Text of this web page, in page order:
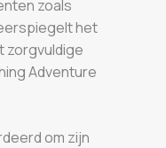
zoals
het
zorgvuldige
Adventure
om zijn